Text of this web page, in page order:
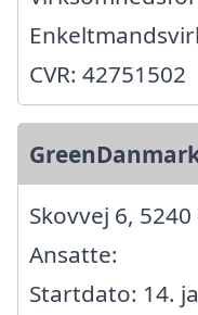
CVR: 42751502
Skovvej 6,
Ansatte:
Startdato: 14.